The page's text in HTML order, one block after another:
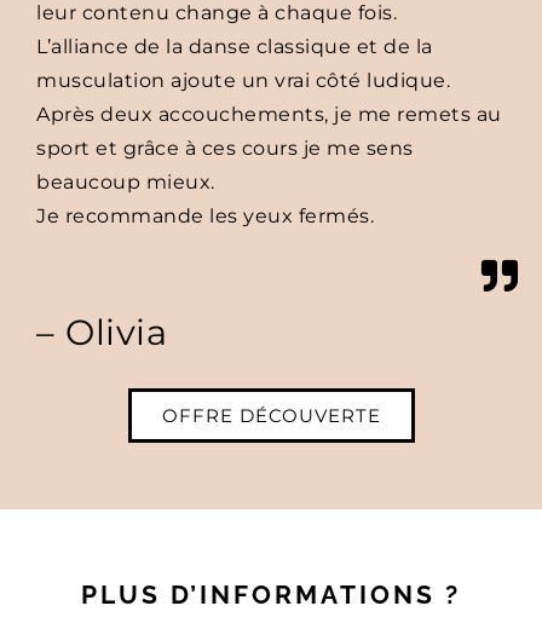
leur contenu change à chaque fois.
L’alliance de la danse classique et de la
musculation ajoute un vrai côté ludique.
Après deux accouchements, je me remets au
sport et grâce à ces cours je me sens
beaucoup mieux.
Je recommande les yeux fermés.
– Olivia
OFFRE DÉCOUVERTE
PLUS D’INFORMATIONS ?